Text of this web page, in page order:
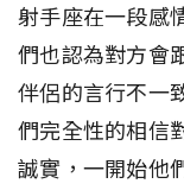
射手座在一段感
們也認為對方會
伴侶的言行不一
們完全性的相信
誠實，一開始他